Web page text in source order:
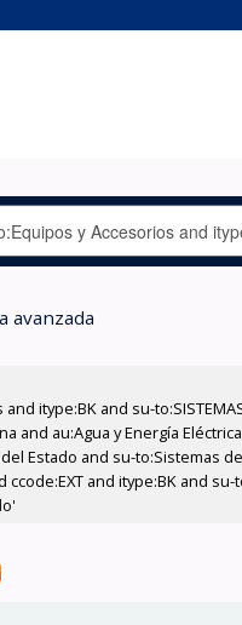
avanzada
itype:BK and su-
au:Agua y Energía
Estado and su-to:Sistemas
and itype:BK and